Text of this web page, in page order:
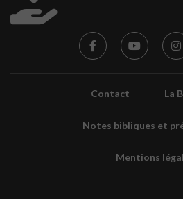
Contact La
Notes bibliques et
Mentions